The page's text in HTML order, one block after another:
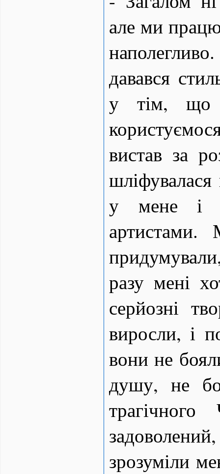
але ми
давався
у тім, що
вистав за
у мене і
разу мені
серйозні
виросли, і
вони не
душу, не
зрозуміли